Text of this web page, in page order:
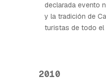
declarada evento
y la tradición de
turistas de todo el
2010